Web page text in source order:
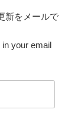
新をメールで
your email